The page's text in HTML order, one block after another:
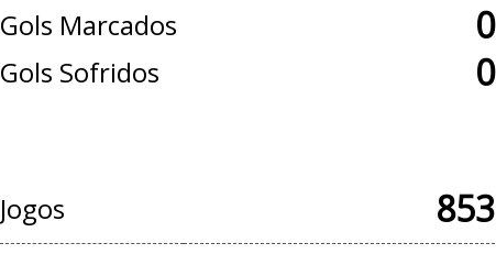
Gols Marcados 0
Gols Sofridos 0
Jogos 853